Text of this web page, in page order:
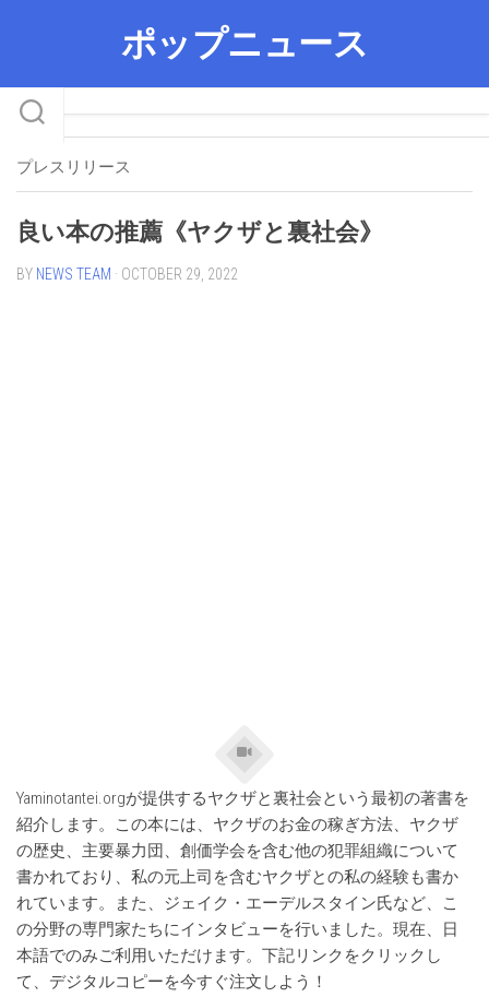
ポップニュース
プレスリリース
良い本の推薦《ヤクザと裏社会》
BY NEWS TEAM · OCTOBER 29, 2022
Yaminotantei.orgが提供するヤクザと裏社会という最初の著書を
紹介します。この本には、ヤクザのお金の稼ぎ方法、ヤクザ
の歴史、主要暴力団、創価学会を含む他の犯罪組織について
書かれており、私の元上司を含むヤクザとの私の経験も書か
れています。また、ジェイク・エーデルスタイン氏など、こ
の分野の専門家たちにインタビューを行いました。現在、日
本語でのみご利用いただけます。下記リンクをクリックし
て、デジタルコピーを今すぐ注文しよう！